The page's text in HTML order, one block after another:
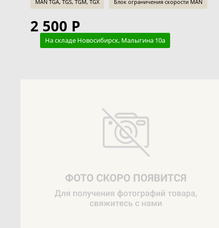
MAN TGA, TGS, TGM, TGX Блок ограничения скорости MAN
2 500 Р
На складе Новосибирск, Малыгина 10а